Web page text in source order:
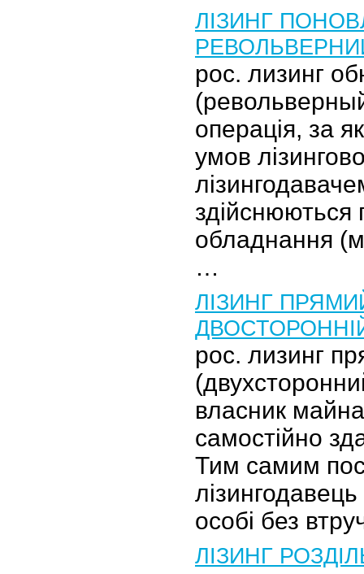
ЛІЗИНГ
рос. лизинг
операція, за
умов
здійснюються
обладнання
…
ЛІЗИНГ
рос. лизинг
власник
самостійно
Тим самим
особі без
ЛІЗИНГ